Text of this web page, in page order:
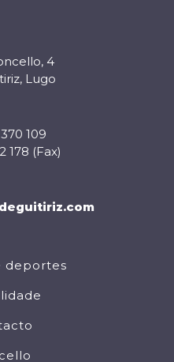
4
Lugo
109
178 (Fax)
deportes